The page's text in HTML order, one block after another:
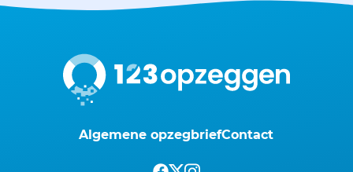
Algemene opzegbriefContact